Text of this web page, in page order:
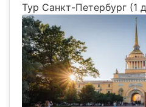
Тур Санкт-Петербург (1